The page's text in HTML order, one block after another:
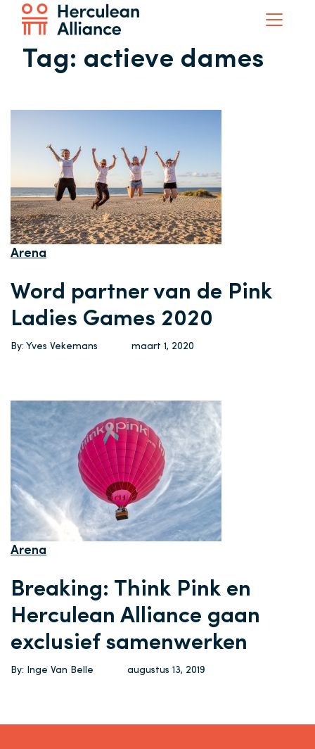
Tag: actieve dames
Arena
Word partner van de Pink
Ladies Games 2020
By: Yves Vekemans maart 1, 2020
Arena
Breaking: Think Pink en
Herculean Alliance gaan
exclusief samenwerken
By: Inge Van Belle augustus 13, 2019